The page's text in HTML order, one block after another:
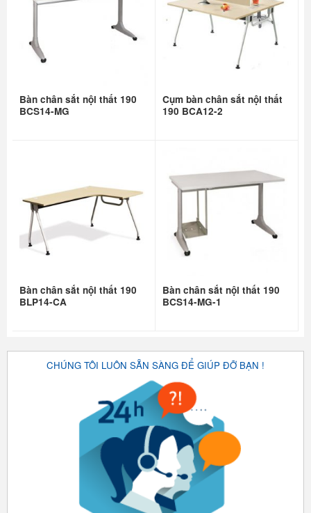
Bàn chân sắt nội thất 190
BCS14-MG
Cụm bàn chân sắt nội thất
190 BCA12-2
Bàn chân sắt nội thất 190
BLP14-CA
Bàn chân sắt nội thất 190
BCS14-MG-1
CHÚNG TÔI LUÔN SẴN SÀNG ĐỂ GIÚP ĐỠ BẠN !